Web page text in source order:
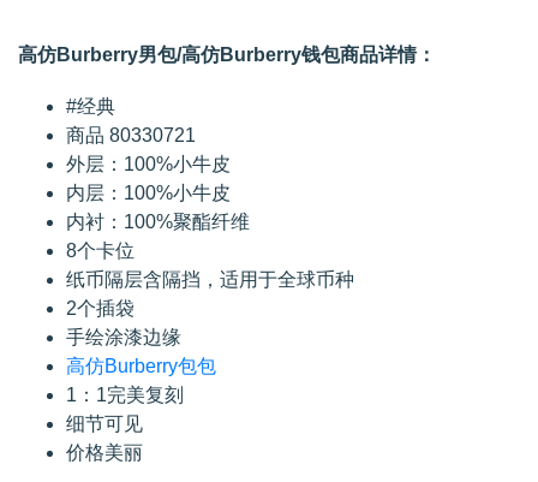
高仿Burberry男包/高仿Burberry钱包商品详情：
#经典
商品 80330721
外层：100%小牛皮
内层：100%小牛皮
内衬：100%聚酯纤维
8个卡位
纸币隔层含隔挡，适用于全球币种
2个插袋
手绘涂漆边缘
高仿Burberry包包
1：1完美复刻
细节可见
价格美丽